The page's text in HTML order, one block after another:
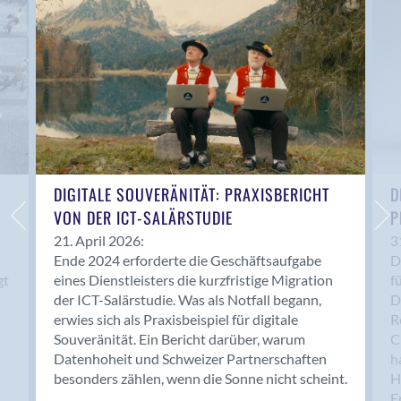
Anwil
Appenzell
Au SG
Baar
Baden
Balsthal
Balzers
Basel
Bassersdorf
Belp
Bendern
Benken (SG)
Bergdietikon
Berlin
Bern
Bern - Liebefeld
DIGITALE SOUVERÄNITÄT: PRAXISBERICHT
VON DER ICT-SALÄRSTUDIE
21. April 2026:
Ende 2024 erforderte die Geschäftsaufgabe
eines Dienstleisters die kurzfristige Migration
der ICT-Salärstudie. Was als Notfall begann,
erwies sich als Praxisbeispiel für digitale
Souveränität. Ein Bericht darüber, warum
Datenhoheit und Schweizer Partnerschaften
besonders zählen, wenn die Sonne nicht scheint.